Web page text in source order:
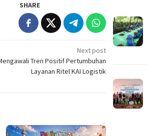
SHARE
Next post
Tren Positif Pertumbuhan
Layanan Ritel KAI Logistik